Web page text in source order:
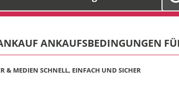
ANKAUFSBEDINGUNGEN
& MEDIEN SCHNELL, EINFACH UND SICHER